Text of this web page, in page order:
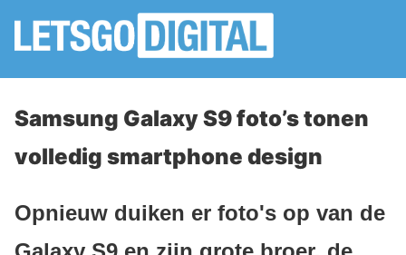
Samsung Galaxy S9 foto’s tonen
volledig smartphone design
Opnieuw duiken er foto's op van de